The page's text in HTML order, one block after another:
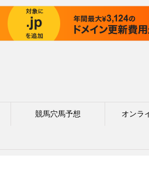
競馬穴馬予想 オンラ